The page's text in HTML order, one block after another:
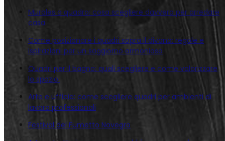
Murales o quadro: cosa scegliere davvero per arredare
casa
Come posizionare i quadri sopra il divano: regole e
ispirazioni per un soggiorno armonioso
Quadri per il bagno: quali scegliere e come valorizzare
lo spazio
Arte e ufficio: come scegliere quadri per ambienti di
lavoro professionali
Festival del Fumetto Novegro